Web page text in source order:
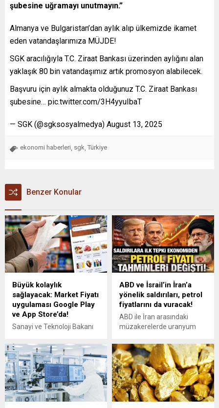
şubesine uğramayı unutmayın.”
Almanya ve Bulgaristan’dan aylık alıp ülkemizde ikamet
eden vatandaşlarımıza MÜJDE!
SGK aracılığıyla T.C. Ziraat Bankası üzerinden aylığını alan
yaklaşık 80 bin vatandaşımız artık promosyon alabilecek.
Başvuru için aylık almakta olduğunuz T.C. Ziraat Bankası
şubesine… pic.twitter.com/3H4yyuIbaT
— SGK (@sgksosyalmedya) August 13, 2025
ekonomi haberleri sgk Türkiye
Benzer Konular
Büyük kolaylık
sağlayacak: Market Fiyatı
uygulaması Google Play
ve App Store’da!
Sanayi ve Teknoloji Bakanı
TÜBİTAK tarafından
geliştirilen Market Fiyatı
uygulamasına artık Google
Play ve App Store'dan da
ulaşılabileceğini duyurdu.
ABD ve İsrail’in İran’a
yönelik saldırıları, petrol
fiyatlarını da vuracak!
ABD ile İran arasındaki
müzakerelerde uranyum
görüş ayrılıkları sürerken,
bugün İsrail'in İran'a yönelik
saldırısının petrol
fiyatlarında yaklaşık yüzde
10'luk artışa yol açabileceği
değerlendiriliyor.